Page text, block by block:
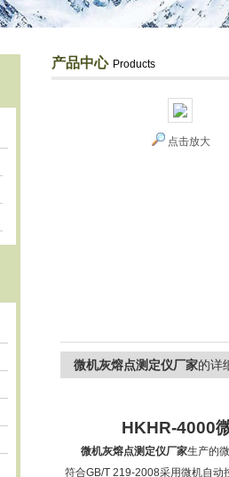
产品中心 Products
点击放大
微机灰熔点测定仪厂家的详
HKHR-4000
微机灰熔点测定仪厂家生产的
符合GB/T 219-2008采用微机自动